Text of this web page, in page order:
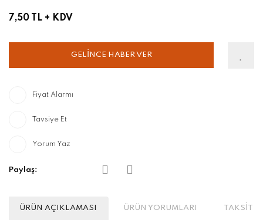
7,50 TL + KDV
GELİNCE HABER VER
Fiyat Alarmı
Tavsiye Et
Yorum Yaz
Paylaş:
ÜRÜN AÇIKLAMASI ÜRÜN YORUMLARI TAKSİT